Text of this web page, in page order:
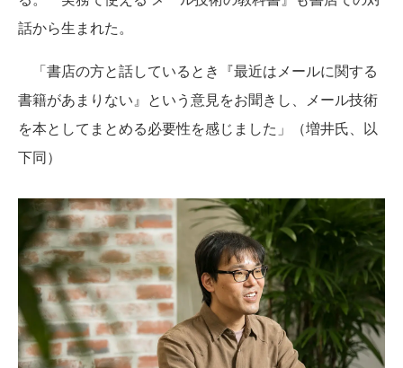
話から生まれた。
「書店の方と話しているとき『最近はメールに関する
書籍があまりない』という意見をお聞きし、メール技術
を本としてまとめる必要性を感じました」（増井氏、以
下同）